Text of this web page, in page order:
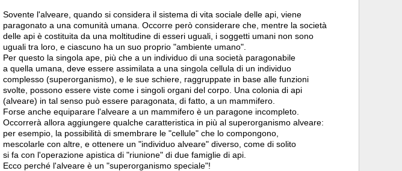
Sovente l'alveare, quando si considera il sistema di vita sociale delle api, viene
paragonato a una comunità umana. Occorre però considerare che, mentre la società
delle api è costituita da una moltitudine di esseri uguali, i soggetti umani non sono
uguali tra loro, e ciascuno ha un suo proprio "ambiente umano".
Per questo la singola ape, più che a un individuo di una società paragonabile
a quella umana, deve essere assimilata a una singola cellula di un individuo
complesso (superorganismo), e le sue schiere, raggruppate in base alle funzioni
svolte, possono essere viste come i singoli organi del corpo. Una colonia di api
(alveare) in tal senso può essere paragonata, di fatto, a un mammifero.
Forse anche equiparare l'alveare a un mammifero è un paragone incompleto.
Occorrerà allora aggiungere qualche caratteristica in più al superorganismo alveare:
per esempio, la possibilità di smembrare le "cellule" che lo compongono,
mescolarle con altre, e ottenere un "individuo alveare" diverso, come di solito
si fa con l'operazione apistica di "riunione" di due famiglie di api.
Ecco perché l'alveare è un "superorganismo speciale"!